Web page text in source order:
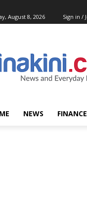
August 8, 2026 Sign in /
NEWS FINANCE